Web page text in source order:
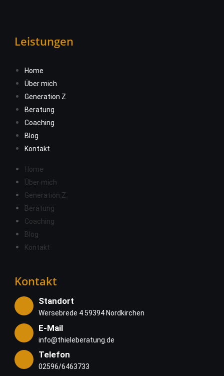
Leistungen
Home
Über mich
Generation Z
Beratung
Coaching
Blog
Kontakt
Home
Über mich
Generation Z
Beratung
Coaching
Blog
Kontakt
Kontakt
Standort
Wersebrede 4 59394 Nordkirchen
E-Mail
info@thieleberatung.de
Telefon
02596/6463733